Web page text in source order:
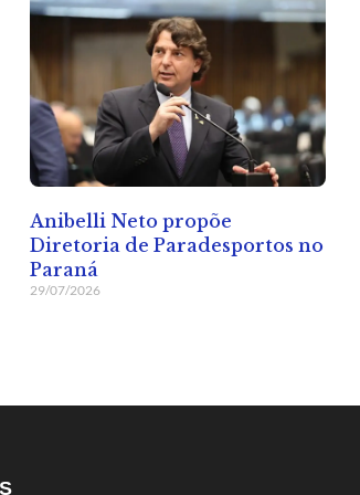
Anibelli Neto propõe
Diretoria de Paradesportos no
Paraná
29/07/2026